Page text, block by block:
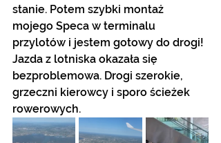
stanie. Potem szybki montaż
mojego Speca w terminalu
przylotów i jestem gotowy do drogi!
Jazda z lotniska okazała się
bezproblemowa. Drogi szerokie,
grzeczni kierowcy i sporo ścieżek
rowerowych.